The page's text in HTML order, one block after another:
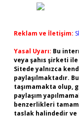
Reklam ve İletişim:
Yasal Uyarı: Bu
veya şahıs şirketi
Sitede yalnızca
paylaşılmaktadır.
taşımamakta olup,
paylaşım
benzerlikleri
taslak halindedir ve